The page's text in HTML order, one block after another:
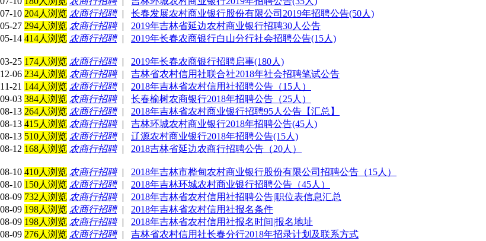
07-10 204人浏览 农商行招聘|
长春发展农村商业银行股份有限公司2019年招聘公告(50人)
05-27 294人浏览 农商行招聘|
2019年吉林省延边农村商业银行招聘30人公告
05-14 414人浏览 农商行招聘| 2019年长春农商银行白山分行社会招聘公告(15人)
03-25 174人浏览 农商行招聘|
2019年长春农商银行招聘启事(180人)
12-06 234人浏览 农商行招聘|
吉林省农村信用社联合社2018年社会招聘笔试公告
11-21 144人浏览 农商行招聘|
2018年吉林省农村信用社招聘公告（15人）
09-03 384人浏览 农商行招聘|
长春榆树农商银行2018年招聘公告（25人）
08-13 264人浏览 农商行招聘|
2018年吉林省农村商业银行招聘95人公告【汇总】
08-13 415人浏览 农商行招聘|
吉林环城农村商业银行2018年招聘公告(45人)
08-13 510人浏览 农商行招聘|
辽源农村商业银行2018年招聘公告(15人)
08-12 168人浏览 农商行招聘| 2018吉林省延边农商行招聘公告（20人）
08-10 410人浏览 农商行招聘|
2018年吉林市桦甸农村商业银行股份有限公司招聘公告（15人）
08-10 150人浏览 农商行招聘|
2018年吉林环城农村商业银行招聘公告（45人）
08-09 732人浏览 农商行招聘|
2018年吉林省农村信用社招聘公告|职位表信息汇总
08-09 198人浏览 农商行招聘|
2018年吉林省农村信用社报名条件
08-09 198人浏览 农商行招聘|
2018年吉林省农村信用社报名时间|报名地址
08-09 276人浏览 农商行招聘|
吉林省农村信用社长春分行2018年招录计划及联系方式